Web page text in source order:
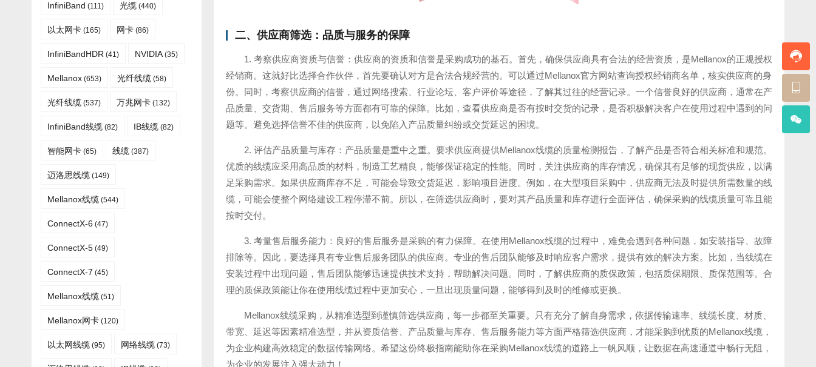
二、供应商筛选：品质与服务的保障
1. 考察供应商资质与信誉：供应商的资质和信誉是采购成功的基石。首先，确保供应商具有合法的经营资质，是Mellanox的正规授权
经销商。这就好比选择合作伙伴，首先要确认对方是合法合规经营的。可以通过Mellanox官方网站查询授权经销商名单，核实供应商的身
份。同时，考察供应商的信誉，通过网络搜索、行业论坛、客户评价等途径，了解其过往的经营记录。一个信誉良好的供应商，通常在产
品质量、交货期、售后服务等方面都有可靠的保障。比如，查看供应商是否有按时交货的记录，是否积极解决客户在使用过程中遇到的问
题等。避免选择信誉不佳的供应商，以免陷入产品质量纠纷或交货延迟的困境。
2. 评估产品质量与库存：产品质量是重中之重。要求供应商提供Mellanox线缆的质量检测报告，了解产品是否符合相关标准和规范。
优质的线缆应采用高品质的材料，制造工艺精良，能够保证稳定的性能。同时，关注供应商的库存情况，确保其有足够的现货供应，以满
足采购需求。如果供应商库存不足，可能会导致交货延迟，影响项目进度。例如，在大型项目采购中，供应商无法及时提供所需数量的线
缆，可能会使整个网络建设工程停滞不前。所以，在筛选供应商时，要对其产品质量和库存进行全面评估，确保采购的线缆质量可靠且能
按时交付。
3. 考量售后服务能力：良好的售后服务是采购的有力保障。在使用Mellanox线缆的过程中，难免会遇到各种问题，如安装指导、故障
排除等。因此，要选择具有专业售后服务团队的供应商。专业的售后团队能够及时响应客户需求，提供有效的解决方案。比如，当线缆在
安装过程中出现问题，售后团队能够迅速提供技术支持，帮助解决问题。同时，了解供应商的质保政策，包括质保期限、质保范围等。合
理的质保政策能让你在使用线缆过程中更加安心，一旦出现质量问题，能够得到及时的维修或更换。
Mellanox线缆采购，从精准选型到谨慎筛选供应商，每一步都至关重要。只有充分了解自身需求，依据传输速率、线缆长度、材质、
带宽、延迟等因素精准选型，并从资质信誉、产品质量与库存、售后服务能力等方面严格筛选供应商，才能采购到优质的Mellanox线缆，
为企业构建高效稳定的数据传输网络。希望这份终极指南能助你在采购Mellanox线缆的道路上一帆风顺，让数据在高速通道中畅行无阻，
为企业的发展注入强大动力！
InfiniBand (111) 光缆 (440)
以太网卡 (165) 网卡 (86)
InfiniBandHDR (41) NVIDIA(35)
Mellanox (653) 光纤线缆 (58)
光纤线缆​ (537) 万兆网卡 (132)
InfiniBand线缆 (82) IB线缆 (82)
智能网卡 (65) 线缆 (387)
迈洛思线缆 (149)
Mellanox线缆 (544)
ConnectX-6 (47)
ConnectX-5 (49)
ConnectX-7 (45)
Mellanox线缆​ (51)
Mellanox网卡 (120)
以太网线缆 (95) 网络线缆 (73)